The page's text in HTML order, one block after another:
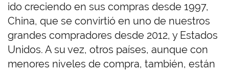
ido creciendo en sus compras desde 1997,
China, que se convirtió en uno de nuestros
grandes compradores desde 2012, y Estados
Unidos. A su vez, otros países, aunque con
menores niveles de compra, también, están